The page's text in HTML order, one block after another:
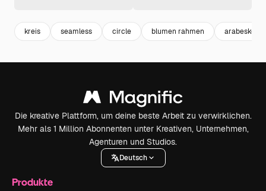
kreis seamless circle blumen rahmen arabeske
Die kreative Plattform, um deine beste Arbeit zu verwirklichen.
Mehr als 1 Million Abonnenten unter Kreativen, Unternehmen,
Agenturen und Studios.
Deutsch
Produkte